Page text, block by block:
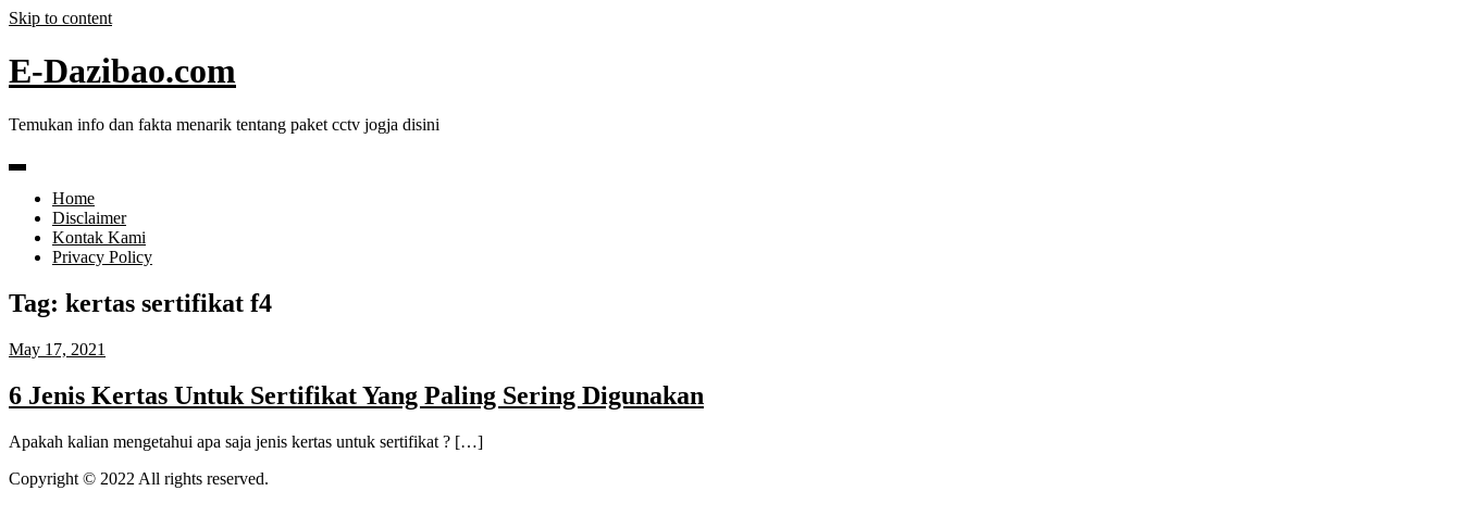
Skip to content
E-Dazibao.com
Temukan info dan fakta menarik tentang paket cctv jogja disini
Home
Disclaimer
Kontak Kami
Privacy Policy
Tag: kertas sertifikat f4
May 17, 2021
6 Jenis Kertas Untuk Sertifikat Yang Paling Sering Digunakan
Apakah kalian mengetahui apa saja jenis kertas untuk sertifikat ? […]
Copyright © 2022 All rights reserved.